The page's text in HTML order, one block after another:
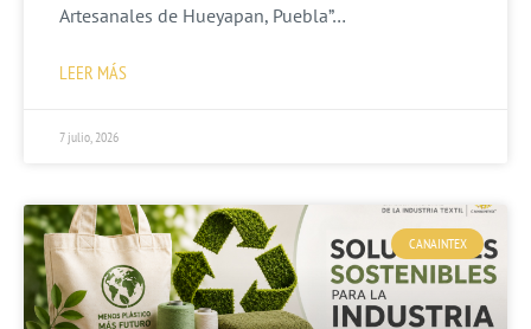
Artesanales de Hueyapan, Puebla”…
LEER MÁS
7 julio, 2026
CANAINTEX